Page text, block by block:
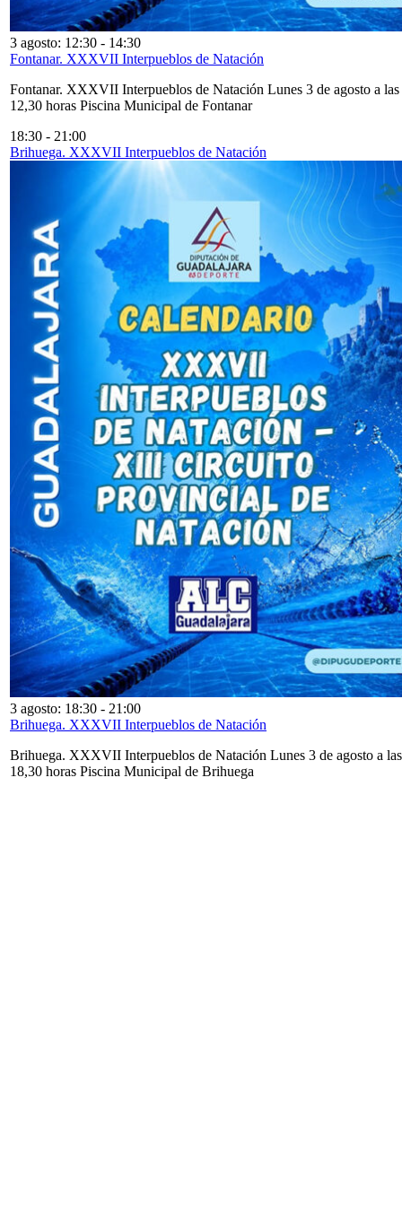
3 agosto: 12:30 - 14:30
Fontanar. XXXVII Interpueblos de Natación
Fontanar. XXXVII Interpueblos de Natación Lunes 3 de agosto a las
12,30 horas Piscina Municipal de Fontanar
18:30 - 21:00
Brihuega. XXXVII Interpueblos de Natación
3 agosto: 18:30 - 21:00
Brihuega. XXXVII Interpueblos de Natación
Brihuega. XXXVII Interpueblos de Natación Lunes 3 de agosto a las
18,30 horas Piscina Municipal de Brihuega